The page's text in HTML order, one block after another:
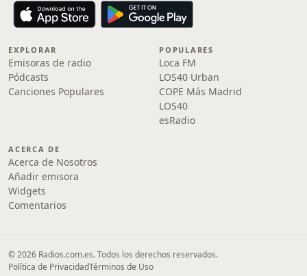
EXPLORAR
Emisoras de radio
Pódcasts
Canciones Populares
POPULARES
Loca FM
LOS40 Urban
COPE Más Madrid
LOS40
esRadio
ACERCA DE
Acerca de Nosotros
Añadir emisora
Widgets
Comentarios
© 2026 Radios.com.es. Todos los derechos reservados.
Política de PrivacidadTérminos de Uso